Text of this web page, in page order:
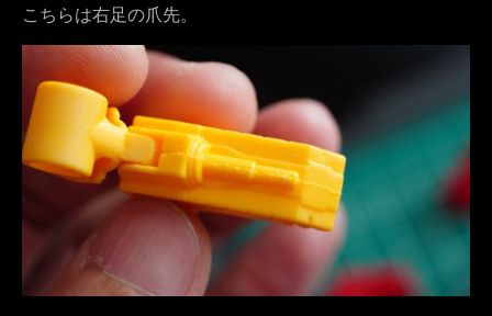
こちらは右足の爪先。